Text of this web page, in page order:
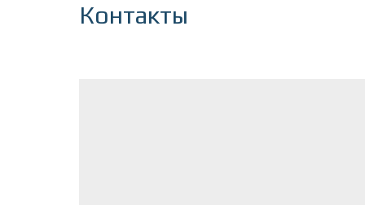
Контакты